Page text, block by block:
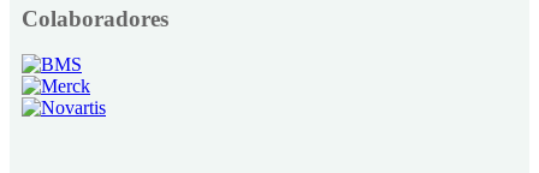
Colaboradores